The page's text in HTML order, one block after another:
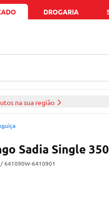
DROGARIA
na sua região
Sadia Single
/ 641090W-6410901